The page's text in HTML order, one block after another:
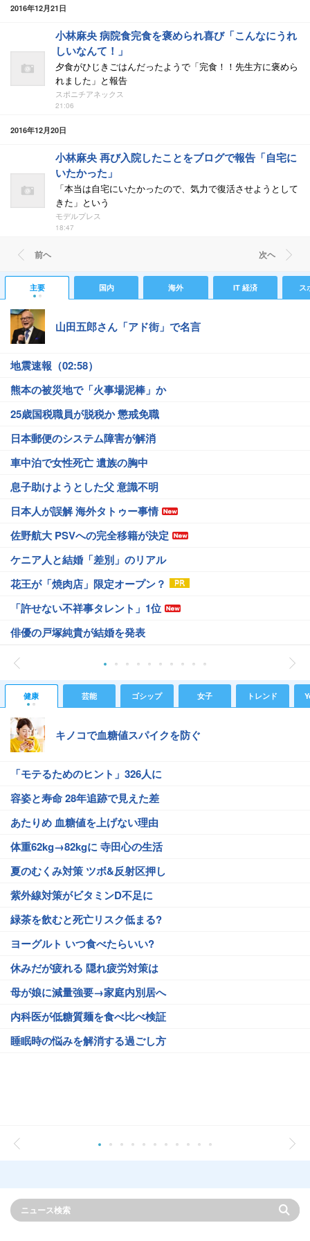
2016年12月21日
小林麻央 病院食完食を褒められ喜び「こんなにうれ
しいなんて！」
夕食がひじきごはんだったようで「完食！！先生方に褒めら
れました」と報告
スポニチアネックス
21:06
2016年12月20日
小林麻央 再び入院したことをブログで報告「自宅に
いたかった」
「本当は自宅にいたかったので、気力で復活させようとして
きた」という
モデルプレス
18:47
前ヘ 次ヘ
主要 国内 海外 IT 経済 ス
山田五郎さん「アド街」で名言
地震速報（02:58）
熊本の被災地で「火事場泥棒」か
25歳国税職員が脱税か 懲戒免職
日本郵便のシステム障害が解消
車中泊で女性死亡 遺族の胸中
息子助けようとした父 意識不明
日本人が誤解 海外タトゥー事情
佐野航大 PSVへの完全移籍が決定
ケニア人と結婚「差別」のリアル
花王が「焼肉店」限定オープン？
「許せない不祥事タレント」1位
俳優の戸塚純貴が結婚を発表
健康 芸能 ゴシップ 女子 トレンド
キノコで血糖値スパイクを防ぐ
「モテるためのヒント」326人に
容姿と寿命 28年追跡で見えた差
あたりめ 血糖値を上げない理由
体重62kg→82kgに 寺田心の生活
夏のむくみ対策 ツボ&反射区押し
紫外線対策がビタミンD不足に
緑茶を飲むと死亡リスク低まる?
ヨーグルト いつ食べたらいい?
休みだが疲れる 隠れ疲労対策は
母が娘に減量強要→家庭内別居へ
内科医が低糖質麺を食べ比べ検証
睡眠時の悩みを解消する過ごし方